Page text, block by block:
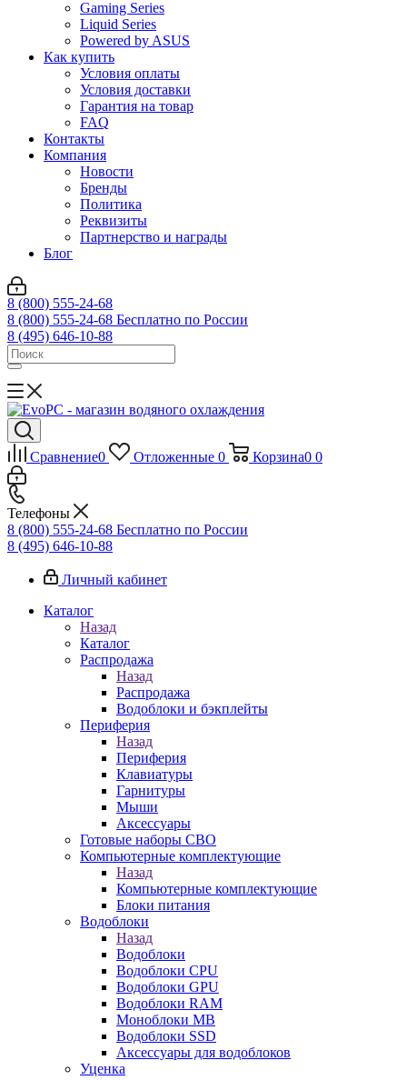
Gaming Series
Liquid Series
Powered by ASUS
Как купить
Условия оплаты
Условия доставки
Гарантия на товар
FAQ
Контакты
Компания
Новости
Бренды
Политика
Реквизиты
Партнерство и награды
Блог
8 (800) 555-24-68
8 (800) 555-24-68 Бесплатно по России
8 (495) 646-10-88
Сравнение0 Отложенные 0 Корзина0 0
Телефоны
8 (800) 555-24-68 Бесплатно по России
8 (495) 646-10-88
Личный кабинет
Каталог
Назад
Каталог
Распродажа
Назад
Распродажа
Водоблоки и бэкплейты
Периферия
Назад
Периферия
Клавиатуры
Гарнитуры
Мыши
Аксессуары
Готовые наборы СВО
Компьютерные комплектующие
Назад
Компьютерные комплектующие
Блоки питания
Водоблоки
Назад
Водоблоки
Водоблоки CPU
Водоблоки GPU
Водоблоки RAM
Моноблоки MB
Водоблоки SSD
Аксессуары для водоблоков
Уценка